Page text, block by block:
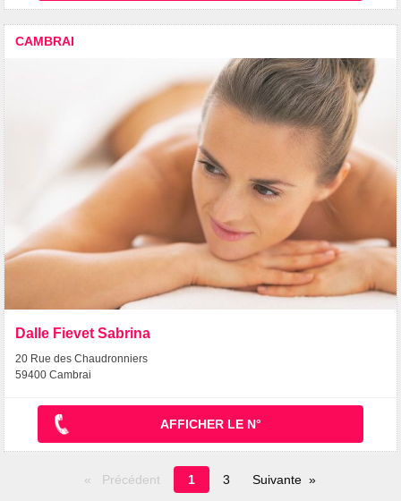
CAMBRAI
Dalle Fievet Sabrina
20 Rue des Chaudronniers
59400 Cambrai
AFFICHER LE N°
Précédent
Page
en
1 3 Suivante